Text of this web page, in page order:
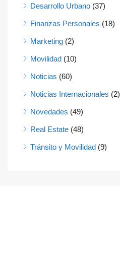
Desarrollo Urbano (37)
Finanzas Personales (18)
Marketing (2)
Movilidad (10)
Noticias (60)
Noticias Internacionales (2)
Novedades (49)
Real Estate (48)
Tránsito y Movilidad (9)